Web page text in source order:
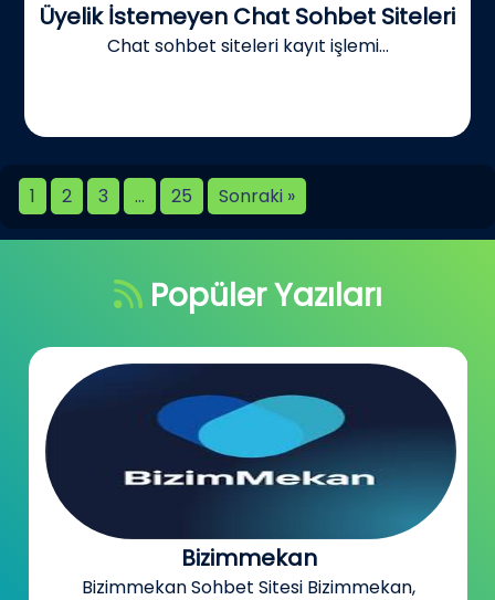
Üyelik İstemeyen Chat Sohbet Siteleri
Chat sohbet siteleri kayıt işlemi...
1 2 3 … 25 Sonraki »
Popüler Yazıları
Bizimmekan
Bizimmekan Sohbet Sitesi Bizimmekan,